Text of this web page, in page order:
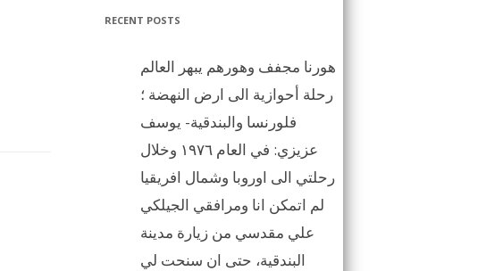
RECENT POSTS
هورنا مجفف وهورهم يبهر العالم
رحلة أحوازية الى ارض النهضة ؛
فلورنسا والبندقية- يوسف
عزيزي: في العام ١٩٧٦ وخلال
رحلتي الى اوروبا وشمال افريقيا
لم اتمكن انا ومرافقي الجيلكي
علي مقدسي من زيارة مدينة
البندقية، حتى ان سنحت لي